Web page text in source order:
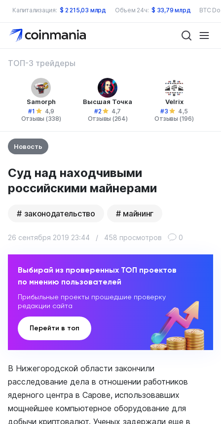
Капитализация: $ 2 215,03 млрд Объем 24ч: $ 33,79 млрд BTC
ТОП-3 трейдеры
Samorph
#1
4,9
Отзывы (338)
Высшая Точка
#2
4,7
Отзывы (264)
Velrix
#3
4,5
Отзывы (196)
Новость
Суд над находчивыми
российскими майнерами
законодательство майнинг
26 сентября 2019 23:44 / 458 просмотров 0
Выбирай из проверенных ТОП проектов
по мнению пользователей
Прибыльные проекты прошедшие проверку
редакции сайта
Перейти в топ
В Нижегородской области закончили
расследование дела в отношении работников
ядерного центра в Сарове, использовавших
мощнейшее компьютерное оборудование для
добычи криптовалют. Ученых задержали еще в